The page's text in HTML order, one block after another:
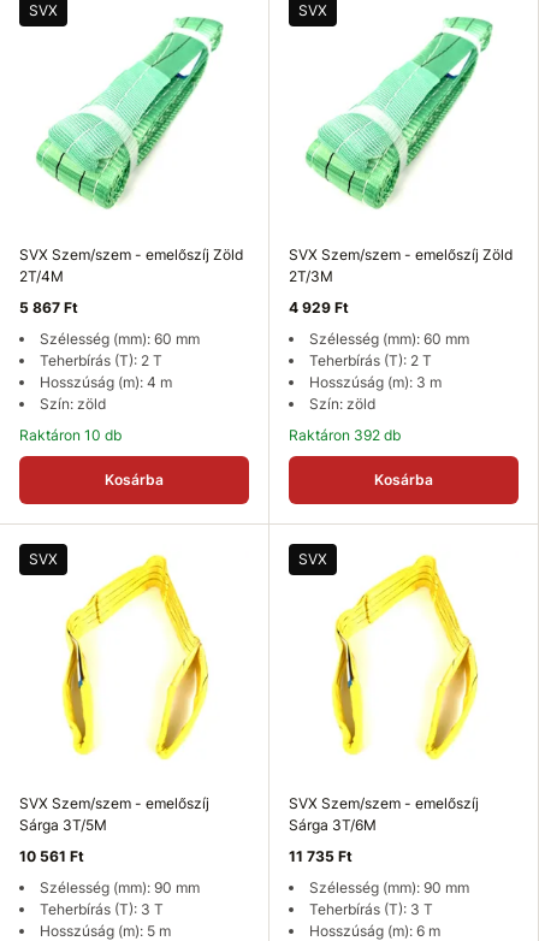
SVX
SVX Szem/szem - emelőszíj Zöld
2T/4M
5 867 Ft
Szélesség (mm): 60 mm
Teherbírás (T): 2 T
Hosszúság (m): 4 m
Szín: zöld
Raktáron 10 db
Kosárba
SVX
SVX Szem/szem - emelőszíj Zöld
2T/3M
4 929 Ft
Szélesség (mm): 60 mm
Teherbírás (T): 2 T
Hosszúság (m): 3 m
Szín: zöld
Raktáron 392 db
Kosárba
SVX
SVX Szem/szem - emelőszíj
Sárga 3T/5M
10 561 Ft
Szélesség (mm): 90 mm
Teherbírás (T): 3 T
Hosszúság (m): 5 m
SVX
SVX Szem/szem - emelőszíj
Sárga 3T/6M
11 735 Ft
Szélesség (mm): 90 mm
Teherbírás (T): 3 T
Hosszúság (m): 6 m